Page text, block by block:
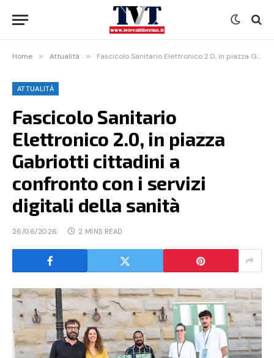
Home » Attualità » Fascicolo Sanitario Elettronico 2.0, in piazza Gabriotti cittadini a confronto con i servizi digitali della sanità
ATTUALITÀ
Fascicolo Sanitario
Elettronico 2.0, in piazza
Gabriotti cittadini a
confronto con i servizi
digitali della sanità
26/06/2026 2 MINS READ